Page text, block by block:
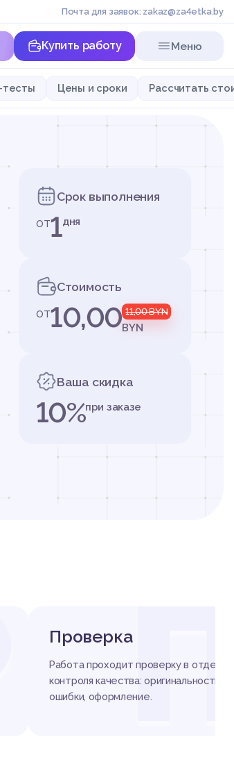
Почта для заявок: zakaz@za4etka.by
Купить работу Меню
тесты Цены и сроки Рассчитать
Срок выполнения
от1дня
Стоимость
от10,00 11,00BYN
BYN
Ваша скидка
10%при заказе
Проверка
Работа проходит проверку в отделе
контроля качества: оригинальность,
ошибки, оформление.